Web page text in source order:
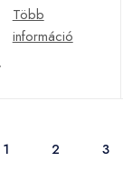
g
Több
információ
1 2 3